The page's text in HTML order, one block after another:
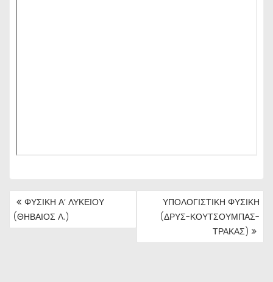
ΠΛΟΉΓΗΣΗ
ΆΡΘΡΩΝ
ΦΥΣΙΚΗ Α’ ΛΥΚΕΙΟΥ
(ΘΗΒΑΙΟΣ Λ.)
ΥΠΟΛΟΓΙΣΤΙΚΗ ΦΥΣΙΚΗ
(ΔΡΥΣ-ΚΟΥΤΣΟΥΜΠΑΣ-
ΤΡΑΚΑΣ)